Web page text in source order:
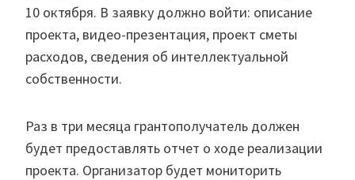
10 октября. В заявку должно войти: описание
проекта, видео-презентация, проект сметы
расходов, сведения об интеллектуальной
собственности.
Раз в три месяца грантополучатель должен
будет предоставлять отчет о ходе реализации
проекта. Организатор будет мониторить